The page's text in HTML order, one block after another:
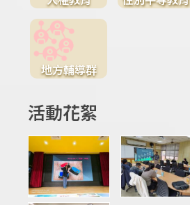
地方輔導群
活動花絮